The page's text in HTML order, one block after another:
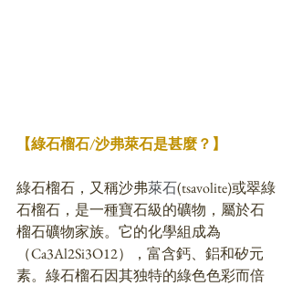
【綠石榴石/沙弗萊石是甚麼？】
綠石榴石，又稱沙弗萊石(tsavolite)或翠綠
石榴石，是一種寶石級的礦物，屬於石
榴石礦物家族。它的化學組成為
（Ca3Al2Si3O12），富含鈣、鋁和矽元
素。綠石榴石因其独特的綠色色彩而倍